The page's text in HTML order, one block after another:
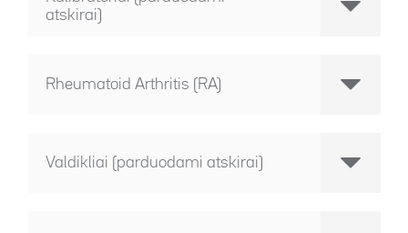
atskirai)
Rheumatoid Arthritis (RA)
Valdikliai (parduodami atskirai)